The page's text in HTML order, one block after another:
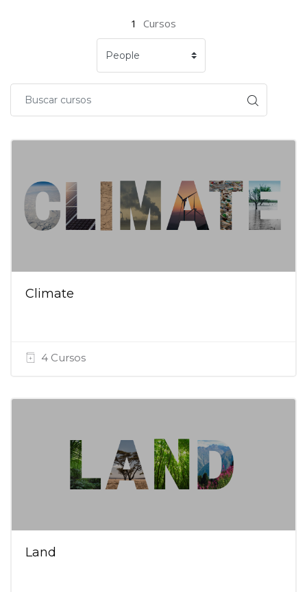
1 Cursos
Climate
4 Cursos
Land